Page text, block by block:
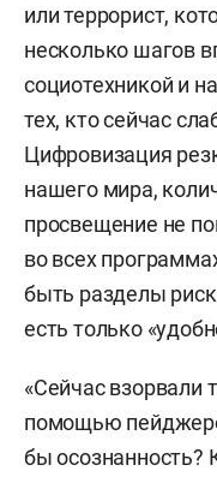
или террорист,
несколько шагов
социотехникой и
тех, кто сейчас
Цифровизация
нашего мира,
просвещение не
во всех
быть разделы
есть только
«Сейчас взорвали
помощью
бы осознанность?